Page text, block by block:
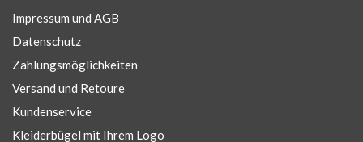
Impressum und AGB
Datenschutz
Zahlungsmöglichkeiten
Versand und Retoure
Kundenservice
Kleiderbügel mit Ihrem Logo